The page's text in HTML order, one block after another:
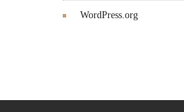
WordPress.org